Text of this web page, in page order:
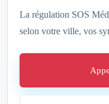
La régulation SOS
selon votre ville, vos